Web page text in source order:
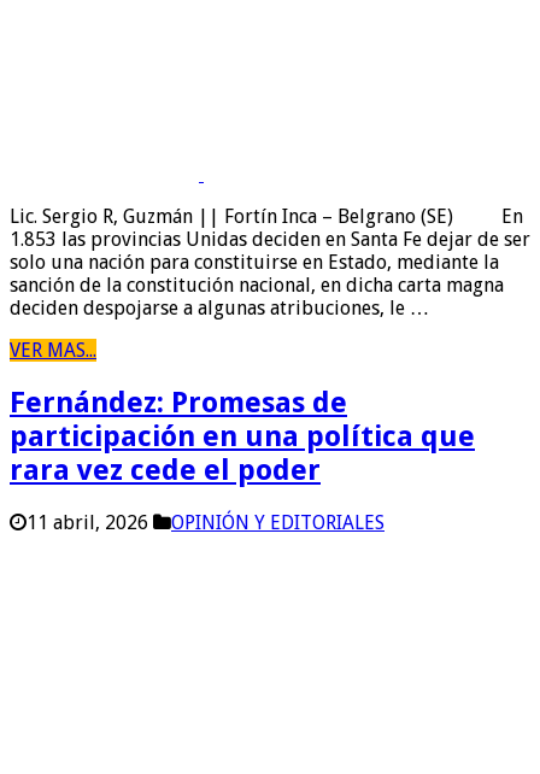
Lic. Sergio R, Guzmán || Fortín Inca – Belgrano (SE) En
1.853 las provincias Unidas deciden en Santa Fe dejar de ser
solo una nación para constituirse en Estado, mediante la
sanción de la constitución nacional, en dicha carta magna
deciden despojarse a algunas atribuciones, le …
VER MAS...
Fernández: Promesas de
participación en una política que
rara vez cede el poder
11 abril, 2026 OPINIÓN Y EDITORIALES